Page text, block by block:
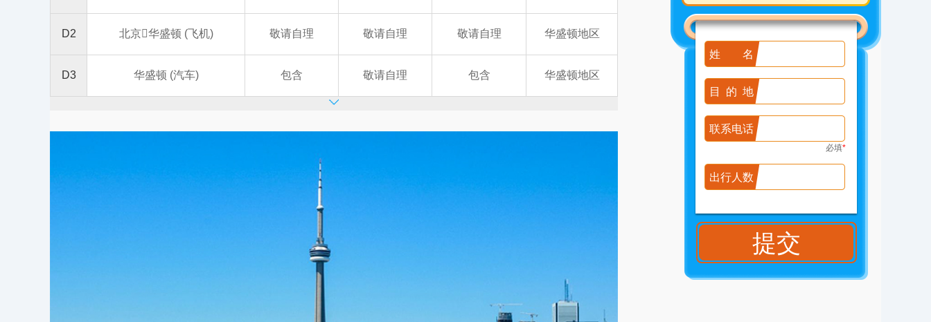
D2 北京华盛顿 (飞机) 敬请自理 敬请自理 敬请自理 华盛顿地区
D3 华盛顿 (汽车) 包含 敬请自理 包含 华盛顿地区
姓名
目的地
联系电话
必填*
出行人数